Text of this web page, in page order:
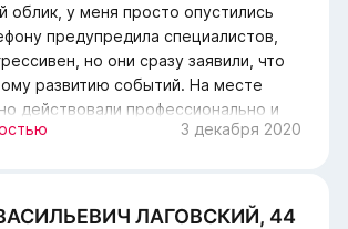
облик, у меня просто опустились
предупредила специалистов,
но они сразу заявили, что
развитию событий. На месте
действовали профессионально и
удивилась, как муж начал их
3 декабря 2020
ЛАГОВСКИЙ, 44